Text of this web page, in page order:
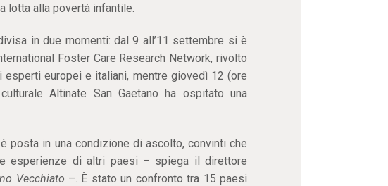
lotta alla povertà infantile.
in due momenti: dal 9 all’11 settembre si è
Foster Care Research Network, rivolto
europei e italiani, mentre giovedì 12 (ore
Altinate San Gaetano ha ospitato una
posta in una condizione di ascolto, convinti che
esperienze di altri paesi – spiega il direttore
Vecchiato –. È stato un confronto tra 15 paesi